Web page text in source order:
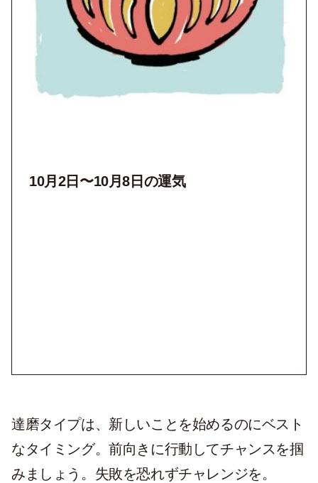
10月2日〜10月8 日の運気
達磨タイプは、新しいことを始めるのにベスト
なタイミング。前向きに行動してチャンスを掴
みましょう。失敗を恐れずチャレンジを。